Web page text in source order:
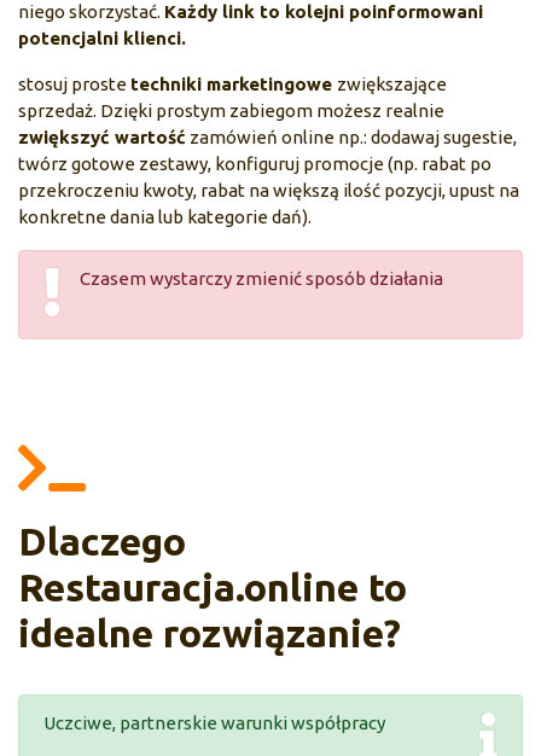
niego skorzystać. Każdy link to kolejni poinformowani
potencjalni klienci.
stosuj proste techniki marketingowe zwiększające
sprzedaż. Dzięki prostym zabiegom możesz realnie
zwiększyć wartość zamówień online np.: dodawaj sugestie,
twórz gotowe zestawy, konfiguruj promocje (np. rabat po
przekroczeniu kwoty, rabat na większą ilość pozycji, upust na
konkretne dania lub kategorie dań).
Czasem wystarczy zmienić sposób działania
Dlaczego
Restauracja.online to
idealne rozwiązanie?
Uczciwe, partnerskie warunki współpracy